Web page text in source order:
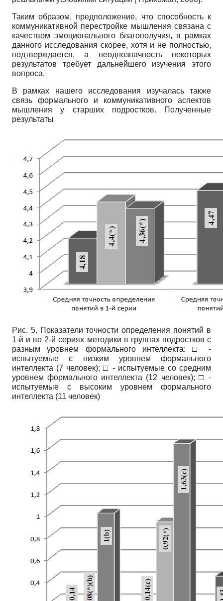
Таким образом, предположение, что способность к
коммуникативной перестройке мышления связана с
качеством эмоционального благополучия, в рамках
данного исследования скорее, хотя и не полностью,
подтверждается, а неоднозначность некоторых
результатов требует дальнейшего изучения этого
вопроса.
В рамках нашего исследования изучалась также
связь формального и коммуникативного аспектов
мышления у старших подростков. Полученные
результаты
Рис. 5. Показатели точности определения понятий в
1-й и во 2-й сериях методики в группах подростков с
разным уровнем формального интеллекта: □ -
испытуемые с низким уровнем формального
интеллекта (7 человек); □ - испытуемые со средним
уровнем формального интеллекта (12 человек); □ -
испытуемые с высоким уровнем формального
интеллекта (11 человек)